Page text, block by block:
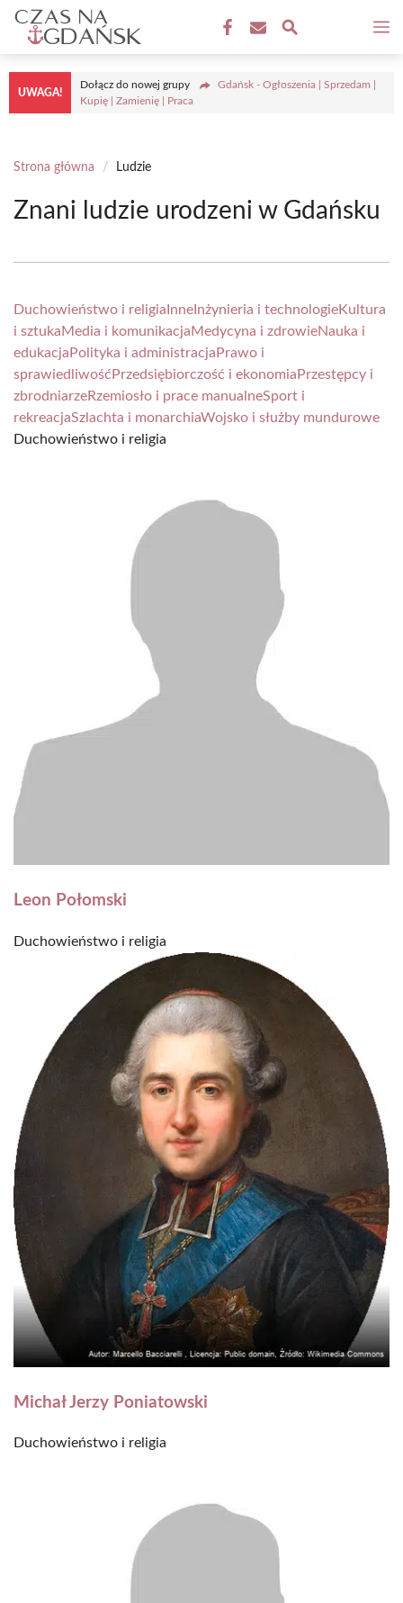
Przejdź
treści
UWAGA!
Dołącz do nowej grupy
Gdańsk - Ogłoszenia | Sprzedam |
Kupię | Zamienię | Praca
Strona główna / Ludzie
Znani ludzie urodzeni w Gdańsku
Duchowieństwo i religia Inne Inżynieria i technologieKultura
i sztukaMedia i komunikacjaMedycyna i zdrowieNauka i
edukacja Polityka i administracja Prawo i
sprawiedliwość Przedsiębiorczość i ekonomia Przestępcy i
zbrodniarzeRzemiosło i prace manualneSport i
rekreacjaSzlachta i monarchiaWojsko i służby mundurowe
Duchowieństwo i religia
Leon Połomski
Duchowieństwo i religia
Michał Jerzy Poniatowski
Duchowieństwo i religia